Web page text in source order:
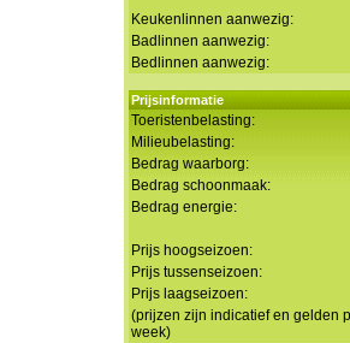
Keukenlinnen aanwezig:
Badlinnen aanwezig:
Bedlinnen aanwezig:
Prijsinformatie
Toeristenbelasting:
Milieubelasting:
Bedrag waarborg:
Bedrag schoonmaak:
Bedrag energie:
Prijs hoogseizoen:
Prijs tussenseizoen:
Prijs laagseizoen:
(prijzen zijn indicatief en gelden
week)